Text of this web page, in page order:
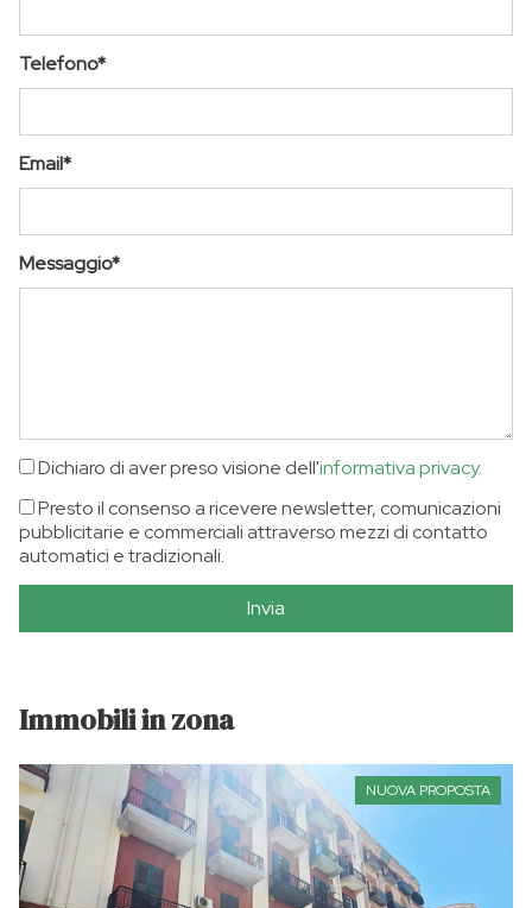
Telefono*
Email*
Messaggio*
Dichiaro di aver preso visione dell'informativa privacy.
Presto il consenso a ricevere newsletter, comunicazioni
pubblicitarie e commerciali attraverso mezzi di contatto
automatici e tradizionali.
Invia
Immobili in zona
NUOVA PROPOSTA